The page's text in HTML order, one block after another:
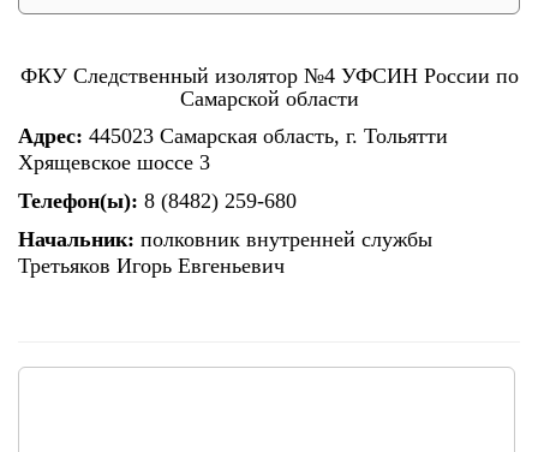
ФКУ Следственный изолятор №4 УФСИН России по
Самарской области
Адрес: 445023 Самарская область, г. Тольятти
Хрящевское шоссе 3
Телефон(ы): 8 (8482) 259-680
Начальник: полковник внутренней службы
Третьяков Игорь Евгеньевич